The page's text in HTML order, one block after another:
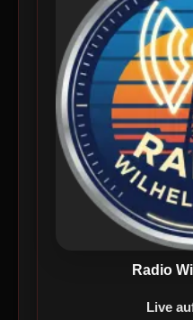
Radio
Live